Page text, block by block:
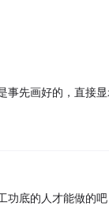
事先画好的，直接
功底的人才能做的